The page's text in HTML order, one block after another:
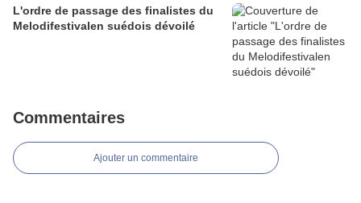
L'ordre de passage des finalistes du
Melodifestivalen suédois dévoilé
Commentaires
Ajouter un commentaire